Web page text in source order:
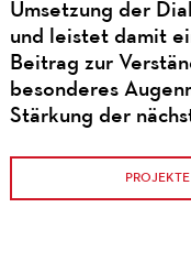
Umsetzung der
und leistet damit
Beitrag zur
besonderes
Stärkung der
PROJEKTE